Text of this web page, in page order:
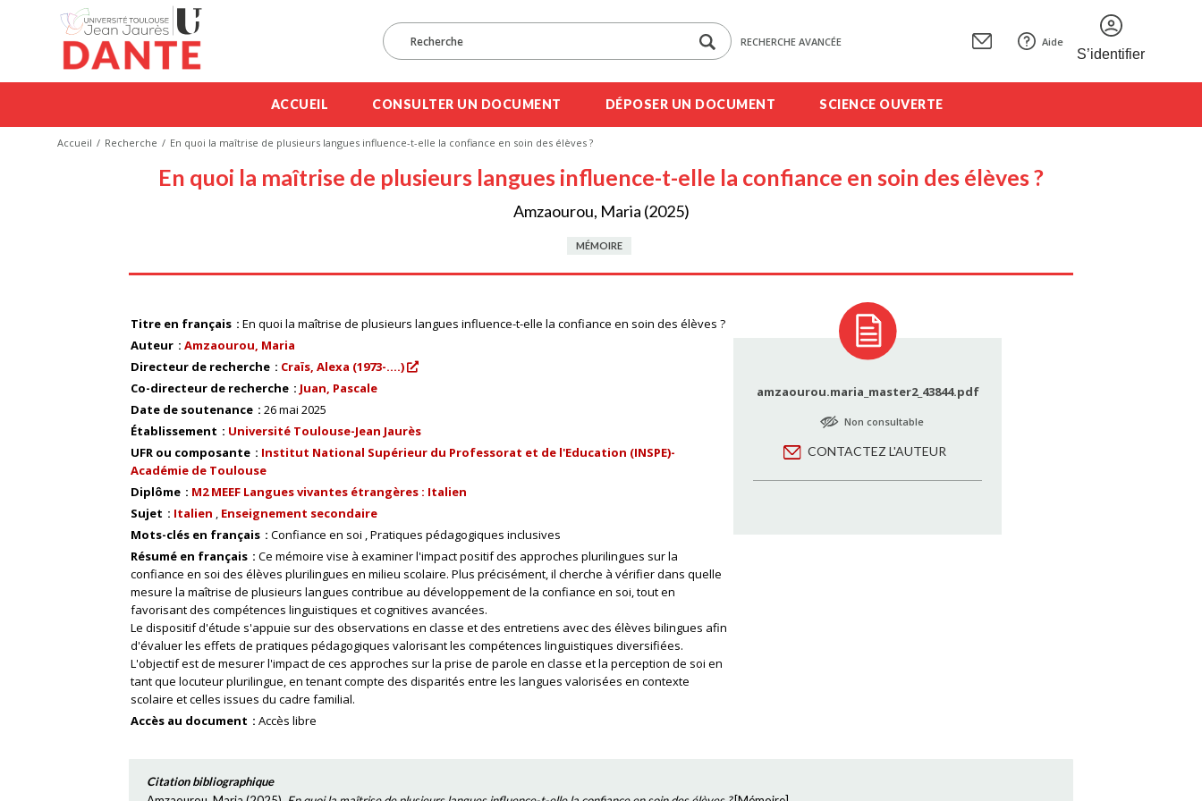
RECHERCHE AVANCÉE Aide
S’identifier
ACCUEIL CONSULTER UN DOCUMENT DÉPOSER UN DOCUMENT SCIENCE OUVERTE
Accueil Recherche En quoi la maîtrise de plusieurs langues influence-t-elle la confiance en soin des élèves ?
En quoi la maîtrise de plusieurs langues influence-t-elle la confiance en soin des élèves ?
Amzaourou, Maria (2025)
MÉMOIRE
Titre en français
En quoi la maîtrise de plusieurs langues influence-t-elle la confiance en soin des élèves ?
Auteur
Amzaourou, Maria
Directeur de recherche
Craïs, Alexa (1973-....)
Co-directeur de recherche
Juan, Pascale
Date de soutenance
26 mai 2025
Établissement
Université Toulouse-Jean Jaurès
UFR ou composante
Institut National Supérieur du Professorat et de l'Education (INSPE)-
Académie de Toulouse
Diplôme
M2 MEEF Langues vivantes étrangères : Italien
Sujet
Italien
Enseignement secondaire
Mots-clés en français
Confiance en soi Pratiques pédagogiques inclusives
Résumé en français
Ce mémoire vise à examiner l'impact positif des approches plurilingues sur la
confiance en soi des élèves plurilingues en milieu scolaire. Plus précisément, il cherche à vérifier dans quelle
mesure la maîtrise de plusieurs langues contribue au développement de la confiance en soi, tout en
favorisant des compétences linguistiques et cognitives avancées.
Le dispositif d'étude s'appuie sur des observations en classe et des entretiens avec des élèves bilingues afin
d'évaluer les effets de pratiques pédagogiques valorisant les compétences linguistiques diversifiées.
L'objectif est de mesurer l'impact de ces approches sur la prise de parole en classe et la perception de soi en
tant que locuteur plurilingue, en tenant compte des disparités entre les langues valorisées en contexte
scolaire et celles issues du cadre familial.
Accès au document
Accès libre
amzaourou.maria_master2_43844.pdf
Non consultable
CONTACTEZ L'AUTEUR
Citation bibliographique